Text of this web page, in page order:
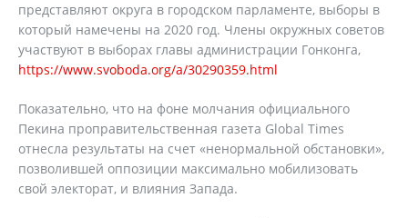
представляют округа в городском парламенте, выборы в
который намечены на 2020 год. Члены окружных советов
участвуют в выборах главы администрации Гонконга,
https://www.svoboda.org/a/30290359.html
Показательно, что на фоне молчания официального
Пекина проправительственная газета Global Times
отнесла результаты на счет «ненормальной обстановки»,
позволившей оппозиции максимально мобилизовать
свой электорат, и влияния Запада.